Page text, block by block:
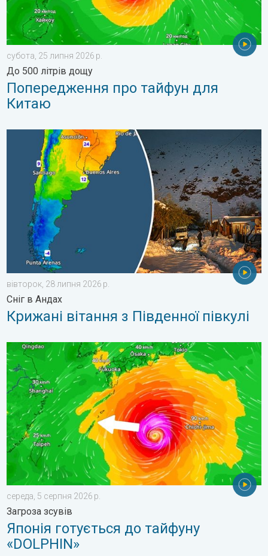
субота, 25 липня 2026 р.
До 500 літрів дощу
Попередження про тайфун для
Китаю
Крижані вітання з Південної півкулі. Сніг в Андах. . .
вівторок, 28 липня 2026 р.
Сніг в Андах
Крижані вітання з Південної півкулі
Японія готується до тайфуну «DOLPHIN». Загроза зсувів.
середа, 5 серпня 2026 р.
Загроза зсувів
Японія готується до тайфуну
«DOLPHIN»